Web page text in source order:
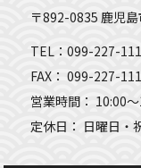
〒892-0835 鹿児
TEL：099-227-
FAX： 099-227-
営業時間： 10:00
定休日： 日曜日・